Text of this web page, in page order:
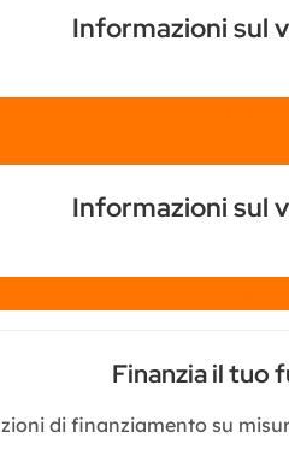
Informazioni sul
Informazioni sul
Finanzia il tuo
di finanziamento su